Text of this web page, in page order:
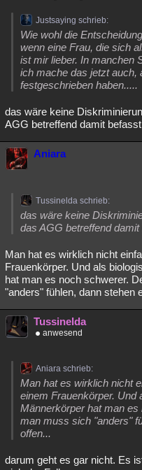
Justsaying schrieb:
Wie wohl die
wenn eine Frau, die sich
ist mir lieber. In manchen
ich mache das jetzt auch,
festgeschrieben haben.....
das wäre keine
AGG betreffend damit
Aniara
Tussinelda schrieb:
das wäre keine
das AGG betreffend damit
Man hat es wirklich nicht
Frauenkörper. Und als
hat man es noch schwerer.
"anders" fühlen, dann stehen
Tussinelda
anwesend
Aniara schrieb:
Man hat es wirklich nicht
einem Frauenkörper. Und
Männerkörper hat man
man muss sich "anders"
offen...
darum geht es gar nicht. Es